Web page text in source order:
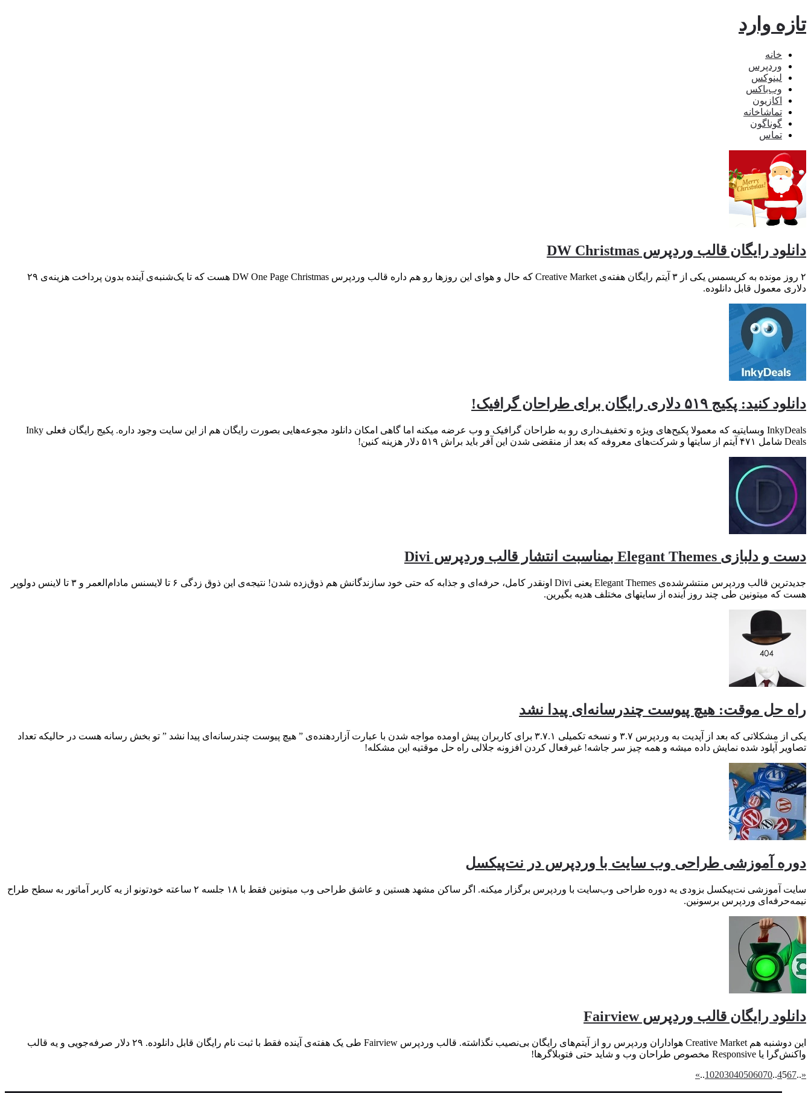
تازه وارد
خانه
وردپرس
لینوکس
وب‌باکس
اکازیون
تماشاخانه
گوناگون
تماس
دانلود رایگان قالب وردپرس DW Christmas
۲ روز مونده به کریسمس یکی از ۳ آیتم رایگان هفته‌ی Creative Market که حال و هوای این روزها رو هم داره قالب وردپرس DW One Page Christmas هست که تا یک‌شنبه‌ی آینده بدون پرداخت هزینه‌ی ۲۹
دلاری معمول قابل دانلوده.
دانلود کنید: پکیج ۵۱۹ دلاری رایگان برای طراحان گرافیک!
InkyDeals وبسایتیه که معمولا پکیح‌های ویژه و تخفیف‌داری رو به طراحان گرافیک و وب عرضه میکنه اما گاهی امکان دانلود مجوعه‌هایی بصورت رایگان هم از این سایت وجود داره. پکیج رایگان فعلی Inky
Deals شامل ۴۷۱ آیتم از سایتها و شرکت‌های معروفه که بعد از منقضی شدن این آفر باید براش ۵۱۹ دلار هزینه کنین!
دست و دلبازی Elegant Themes بمناسبت انتشار قالب وردپرس Divi
جدیدترین قالب وردپرس منتشر‌شده‌ی Elegant Themes یعنی Divi اونقدر کامل، حرفه‌ای و جذابه که حتی خود سازندگانش هم ذوق‌زده شدن! نتیجه‌ی این ذوق زدگی ۶ تا لایسنس مادام‌العمر و ۳ تا لاینس دولوپر
هست که میتونین طی چند روز آینده از سایتهای مختلف هدیه بگیرین.
راه حل موقت: هیچ پیوست چندرسانه‌ای پیدا نشد
یکی از مشکلاتی که بعد از آپدیت به وردپرس ۳.۷ و نسخه تکمیلی ۳.۷.۱ برای کاربران پیش اومده مواجه شدن با عبارت آزاردهنده‌ی ” هیچ پیوست چندرسانه‌ای پیدا نشد ” تو بخش رسانه هست در حالیکه تعداد
تصاویر آپلود شده نمایش داده میشه و همه چیز سر جاشه! غیرفعال کردن افزونه جلالی راه حل موقتیه این مشکله!
دوره آموزشی طراحی وب سایت با وردپرس در نت‌پیکسل
سایت آموزشی نت‌پیکسل بزودی یه دوره طراحی وب‌سایت با وردپرس برگزار میکنه. اگر ساکن مشهد هستین و عاشق طراحی وب میتونین فقط با ۱۸ جلسه ۲ ساعته خودتونو از یه کاربر آماتور به سطح طراح
نیمه‌حرفه‌ای وردپرس برسونین.
دانلود رایگان قالب وردپرس Fairview
این دوشنبه هم Creative Market هواداران وردپرس رو از آیتم‌های رایگان بی‌نصیب نگذاشته. قالب وردپرس Fairview طی یک هفته‌ی آینده فقط با ثبت نام رایگان قابل دانلوده. ۲۹ دلار صرفه‌جویی و یه قالب
واکنش‌گرا یا Responsive مخصوص طراحان وب و شاید حتی فتوبلاگرها!
«
..
4567
..
10203040506070
..
»